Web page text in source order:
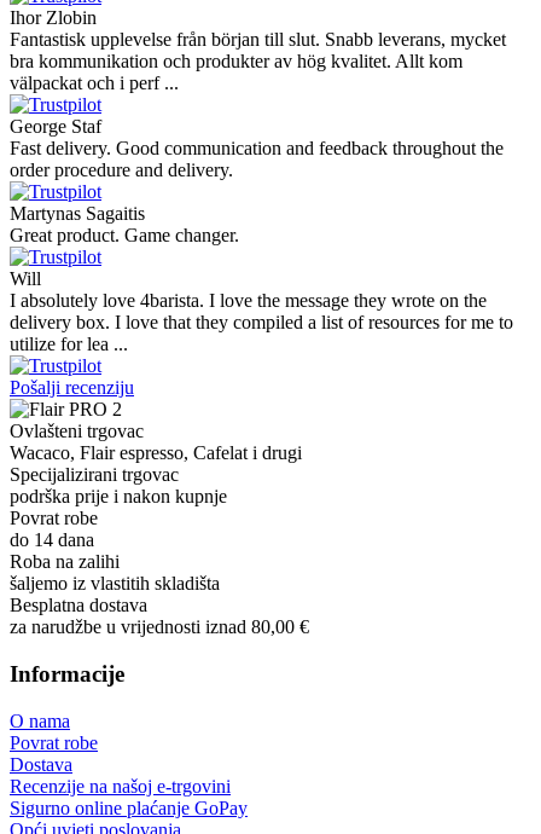
Ihor Zlobin
Fantastisk upplevelse från början till slut. Snabb leverans, mycket
bra kommunikation och produkter av hög kvalitet. Allt kom
välpackat och i perf ...
George Staf
Fast delivery. Good communication and feedback throughout the
order procedure and delivery.
Martynas Sagaitis
Great product. Game changer.
Will
I absolutely love 4barista. I love the message they wrote on the
delivery box. I love that they compiled a list of resources for me to
utilize for lea ...
Pošalji recenziju
Ovlašteni trgovac
Wacaco, Flair espresso, Cafelat i drugi
Specijalizirani trgovac
podrška prije i nakon kupnje
Povrat robe
do 14 dana
Roba na zalihi
šaljemo iz vlastitih skladišta
Besplatna dostava
za narudžbe u vrijednosti iznad 80,00 €
Informacije
O nama
Povrat robe
Dostava
Recenzije na našoj e-trgovini
Sigurno online plaćanje GoPay
Opći uvjeti poslovanja